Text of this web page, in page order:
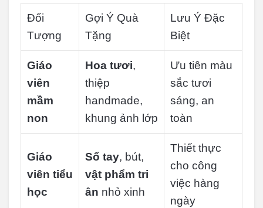
Đối
Tượng
Gợi Ý Quà
Tặng
Lưu Ý Đặc
Biệt
Giáo
viên
mầm
non
Hoa tươi,
thiệp
handmade,
khung ảnh lớp
Ưu tiên màu
sắc tươi
sáng, an
toàn
Giáo
viên tiểu
học
Sổ tay, bút,
vật phẩm tri
ân nhỏ xinh
Thiết thực
cho công
việc hàng
ngày